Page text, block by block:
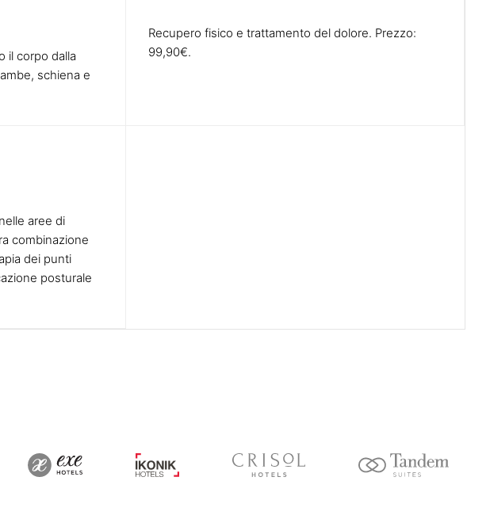
il corpo dalla
schiena e
Recupero fisico e trattamento del dolore. Prezzo:
99,90€.
aree di
combinazione
dei punti
posturale